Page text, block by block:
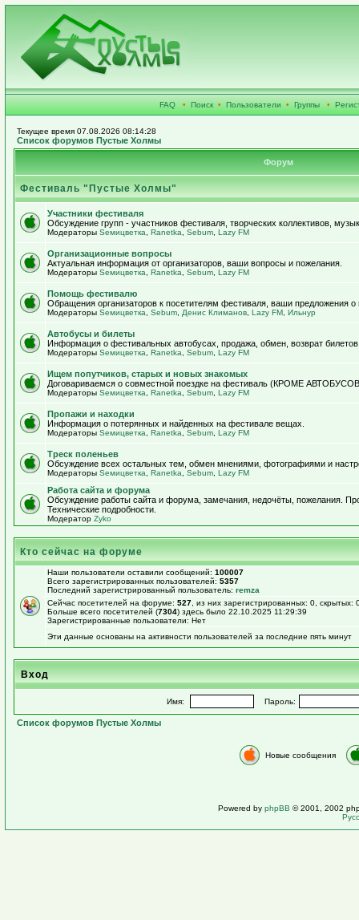
FAQ • Поиск • Пользователи • Группы •
Текущее время 07.08.2026 08:14:28
Список форумов Пустые Холмы
Форум
Фестиваль "Пустые Холмы"
Участники фестиваля
Обсуждение групп - участников фестиваля, творческих коллективов,
Модераторы Sемицветка Ranetka Sebum Lazy FM
Организационные вопросы
Актуальная информация от организаторов, ваши вопросы и пожелания.
Модераторы Sемицветка Ranetka Sebum Lazy FM
Помощь фестивалю
Обращения организаторов к посетителям фестиваля, ваши предложения
Модераторы Sемицветка Sebum Денис Климанов Lazy FM Ильнур
Автобусы и билеты
Информация о фестивальных автобусах, продажа, обмен, возврат
Модераторы Sемицветка Ranetka Sebum Lazy FM
Ищем попутчиков, старых и новых знакомых
Договариваемся о совместной поездке на фестиваль (КРОМЕ
Модераторы Sемицветка Ranetka Sebum Lazy FM
Пропажи и находки
Информация о потерянных и найденных на фестивале вещах.
Модераторы Sемицветка Ranetka Sebum Lazy FM
Треск поленьев
Обсуждение всех остальных тем, обмен мнениями, фотографиями и
Модераторы Sемицветка Ranetka Sebum Lazy FM
Работа сайта и форума
Обсуждение работы сайта и форума, замечания, недочёты, пожелания.
Технические подробности.
Модератор Zyko
Кто сейчас на форуме
Наши пользователи оставили сообщений: 100007
Всего зарегистрированных пользователей: 5357
Последний зарегистрированный пользователь: remza
Сейчас посетителей на форуме: 527 , из них зарегистрированных: 0,
Больше всего посетителей (7304) здесь было 22.10.2025 11:29:39
Зарегистрированные пользователи: Нет
Эти данные основаны на активности пользователей за последние пять минут
Вход
Имя: Пароль:
Список форумов Пустые Холмы
Новые сообщения
Powered by phpBB © 2001, 2002